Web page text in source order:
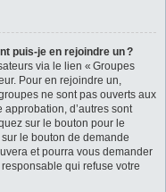
puis-je en rejoindre un ?
via le lien « Groupes
Pour en rejoindre un,
ne sont pas ouverts aux
d’autres sont
sur le bouton pour le
le bouton de demande
et pourra vous demander
qui refuse votre